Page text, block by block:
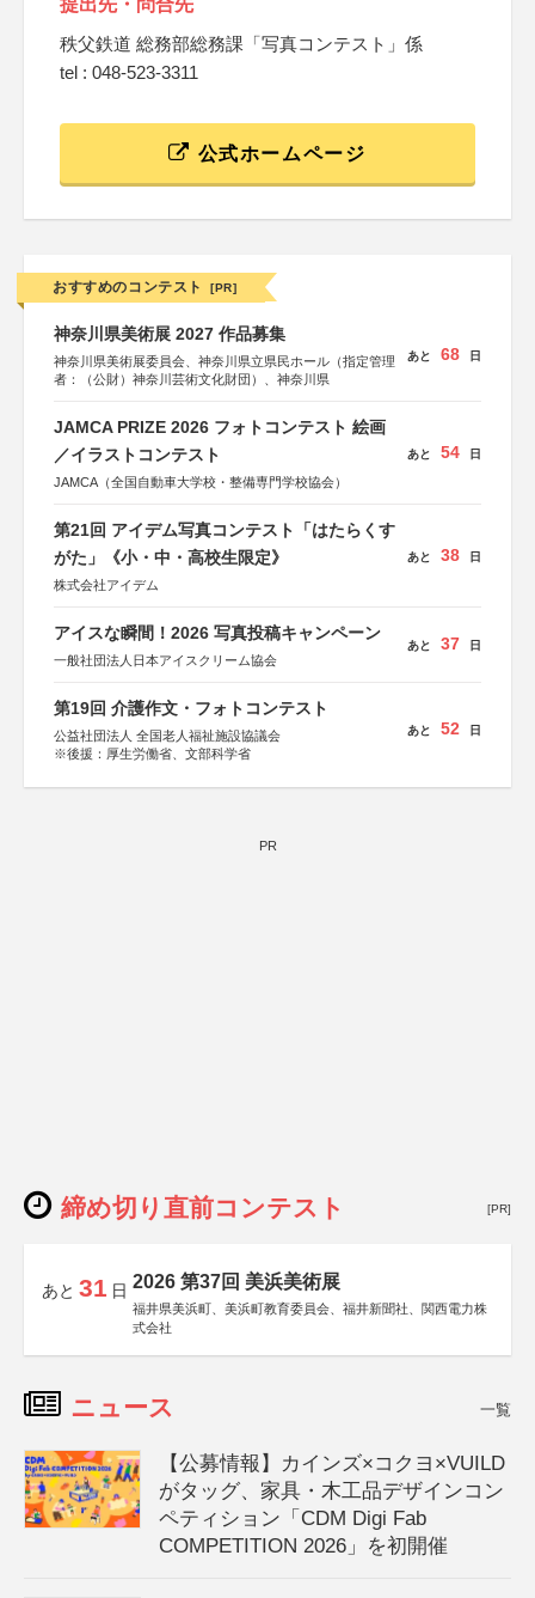
提出先・問合先
秩父鉄道 総務部総務課「写真コンテスト」係
tel : 048-523-3311
公式ホームページ
おすすめのコンテスト [PR]
神奈川県美術展 2027 作品募集
神奈川県美術展委員会、神奈川県立県民ホール（指定管理
者：（公財）神奈川芸術文化財団）、神奈川県
あと 68 日
JAMCA PRIZE 2026 フォトコンテスト 絵画
／イラストコンテスト
JAMCA（全国自動車大学校・整備専門学校協会）
あと 54 日
第21回 アイデム写真コンテスト「はたらくす
がた」《小・中・高校生限定》
株式会社アイデム
あと 38 日
アイスな瞬間！2026 写真投稿キャンペーン
一般社団法人日本アイスクリーム協会
あと 37 日
第19回 介護作文・フォトコンテスト
公益社団法人 全国老人福祉施設協議会
※後援：厚生労働省、文部科学省
あと 52 日
PR
締め切り直前コンテスト [PR]
あと 31 日 2026 第37回 美浜美術展
福井県美浜町、美浜町教育委員会、福井新聞社、関西電力株
式会社
ニュース 一覧
【公募情報】カインズ×コクヨ×VUILD
がタッグ、家具・木工品デザインコン
ペティション「CDM Digi Fab
COMPETITION 2026」を初開催